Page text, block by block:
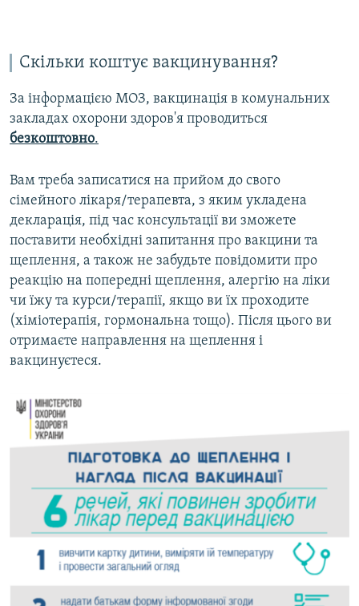
Скільки коштує вакцинування?
За інформацією МОЗ, вакцинація в комунальних
закладах охорони здоров'я проводиться
безкоштовно.
Вам треба записатися на прийом до свого
сімейного лікаря/терапевта, з яким укладена
декларація, під час консультації ви зможете
поставити необхідні запитання про вакцини та
щеплення, а також не забудьте повідомити про
реакцію на попередні щеплення, алергію на ліки
чи їжу та курси/терапії, якщо ви їх проходите
(хіміотерапія, гормональна тощо). Після цього ви
отримаєте направлення на щеплення і
вакцинуєтеся.